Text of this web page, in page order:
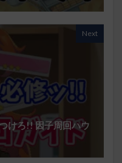
Next
けろ!! 因子周回ハウ